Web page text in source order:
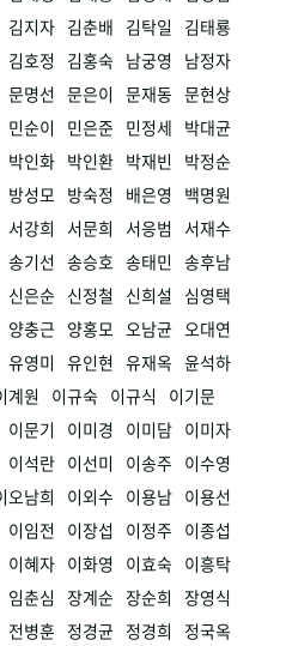
김지자 김춘배 김탁일
김태룡
김호정 김홍숙 남궁영
남정자
문명선 문은이 문재동 문현상
민순이 민은준 민정세 박대균
박인화 박인환 박재빈
박정순
방성모 방숙정 배은영
백명원
서강희 서문희 서응범
서재수
송기선 송승호 송태민 송후남
신은순 신정철 신희설
심영택
양충근 양홍모 오남균 오대연
유영미 유인현 유재옥 윤석하
계원 이규숙 이규식
이기문
이문기 이미경 이미담 이미자
이석란 이선미 이송주 이수영
오남희 이외수 이용남 이용선
이임전 이장섭 이정주 이종섭
이혜자 이화영 이효숙 이흥탁
임춘심 장계순 장순희 장영식
전병훈 정경균 정경희
정국옥